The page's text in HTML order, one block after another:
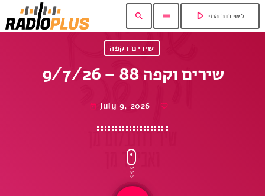
search menu play_arrow לשידור החי
שירים וקפה
שירים וקפה 88 – 9/7/26
today July 9, 2026